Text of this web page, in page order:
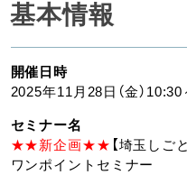
基本情報
開催日時
2025年11月28日（金）
セミナー名
★★新企画★★ 【埼玉しご
ワンポイントセミナー